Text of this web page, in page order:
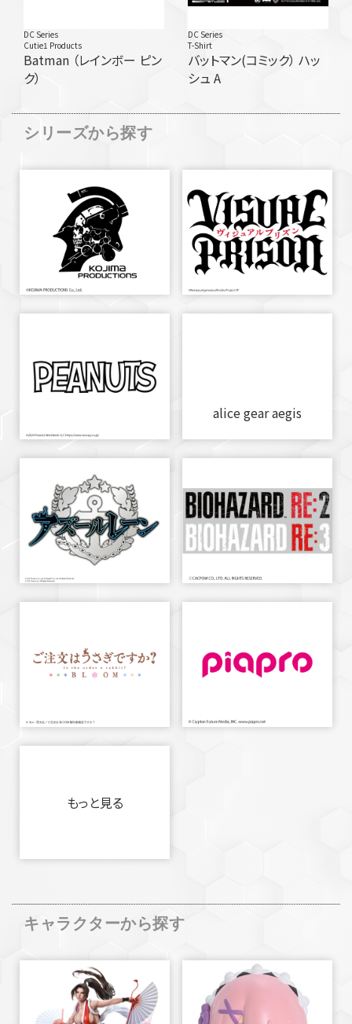
DC Series
Cutie1 Products
Batman （レインボー ピン
ク）
DC Series
T-Shirt
バットマン(コミック） ハッ
シュ A
シリーズから探す
alice gear aegis
もっと見る
キャラクターから探す